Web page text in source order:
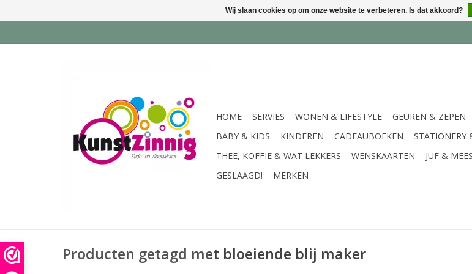
HOME SERVIES WONEN & LIFESTYLE GEUREN & ZEPEN
BABY & KIDS
KINDEREN CADEAUBOEKEN STATIONERY
THEE, KOFFIE & WAT LEKKERS
WENSKAARTEN JUF &
GESLAAGD!
MERKEN
Producten getagd met bloeiende blij maker
Wij slaan cookies op om onze website te verbeteren. Is dat akkoord?